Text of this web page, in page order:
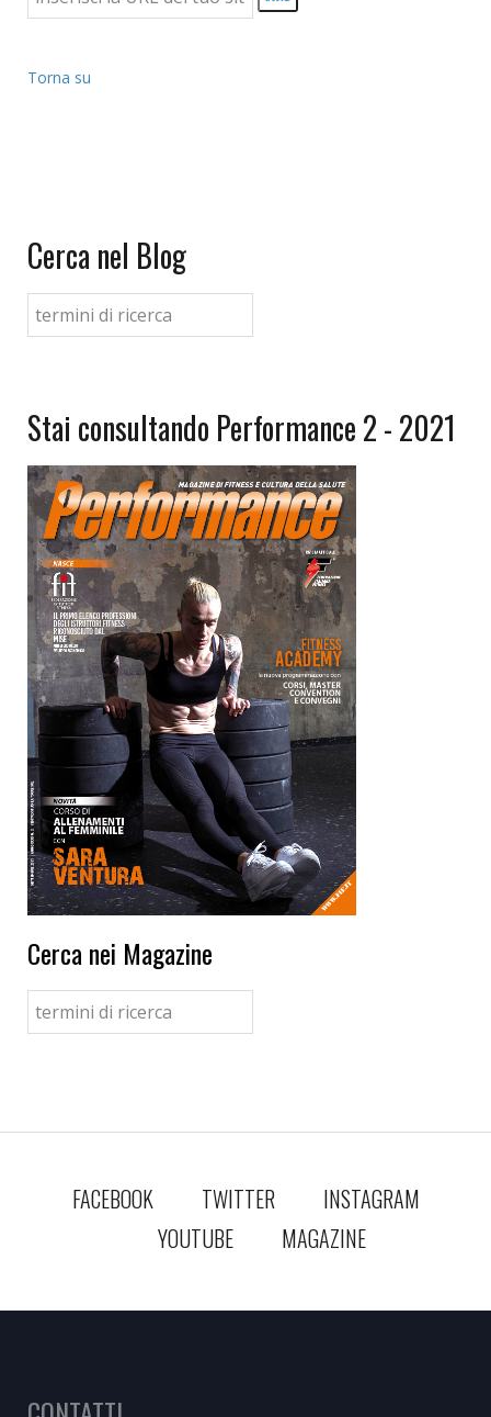
Torna su
Cerca nel Blog
Stai consultando Performance 2 - 2021
Cerca nei Magazine
FACEBOOK TWITTER
INSTAGRAM
YOUTUBE
MAGAZINE